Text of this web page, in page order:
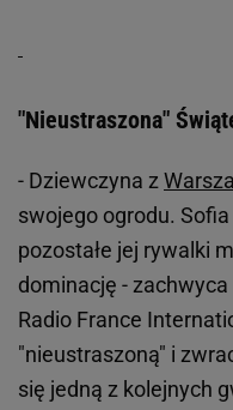
"Nieustraszona"
- Dziewczyna z
swojego ogrodu.
pozostałe jej rywalki
dominację - zachwyca
Radio France
"nieustraszoną" i
się jedną z kolejnych